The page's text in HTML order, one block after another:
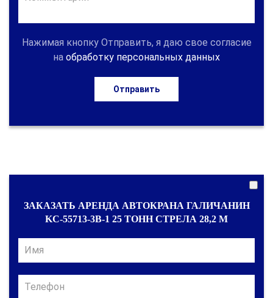
Нажимая кнопку Отправить, я даю свое согласие
на обработку персональных данных
Отправить
ЗАКАЗАТЬ АРЕНДА АВТОКРАНА ГАЛИЧАНИН
KC-55713-3В-1 25 ТОНН СТРЕЛА 28,2 М